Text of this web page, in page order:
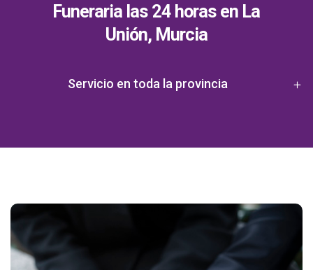
Funeraria las 24 horas en La
Unión, Murcia
Servicio en toda la provincia